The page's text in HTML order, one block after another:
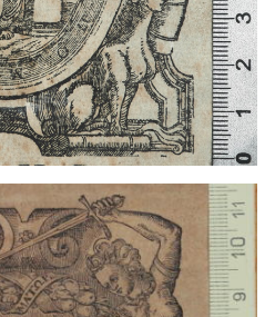
Heidelberg (Alemania)